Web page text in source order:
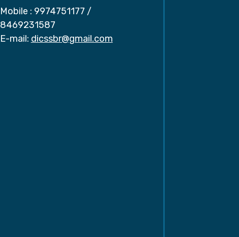
Mobile : 9974751177 /
8469231587
E-mail: dicssbr@gmail.com